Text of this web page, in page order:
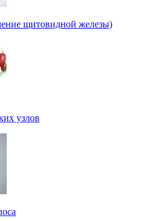
щитовидной железы)
узлов